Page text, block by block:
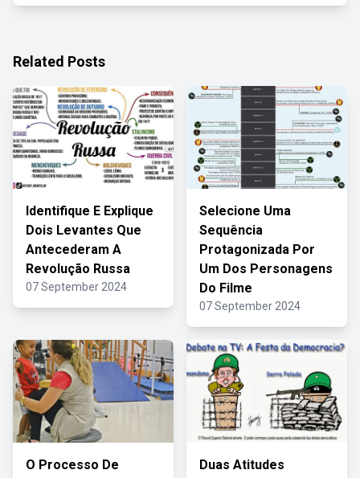
Related Posts
Identifique E Explique
Dois Levantes Que
Antecederam A
Revolução Russa
07 September 2024
Selecione Uma
Sequência
Protagonizada Por
Um Dos Personagens
Do Filme
07 September 2024
O Processo De
Duas Atitudes